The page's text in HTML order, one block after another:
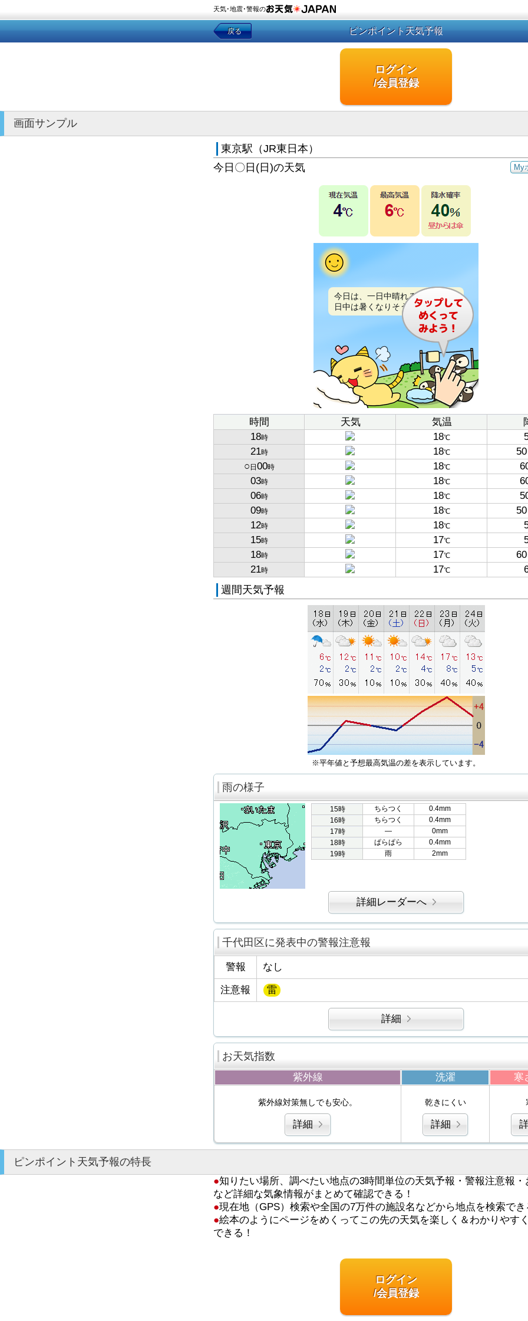
天気･地震･警報の
戻る ピンポイント天気予報
ログイン
/会員登録
画面サンプル
東京駅（JR東日本）
My
今日〇日(日)の天気
今日は、一日中晴れるでしょう。
日中は暑くなりそうです。
時間 天気 気温
18時 18℃
21時 18℃ 50
○ 日 00時 18℃
03時 18℃
06時 18℃
09時 18℃ 50
12時 18℃
15時 17℃
18時 17℃ 60
21時 17℃
週間天気予報
※平年値と予想最高気温の差を表示しています。
雨の様子
15時 ちらつく
0.4mm
16時
ちらつく
0.4mm
17時
―
0mm
18時
ぱらぱら
0.4mm
19時
雨 2mm
詳細レーダーへ
千代田区に発表中の警報注意報
警報 なし
注意報 雷
詳細
お天気指数
紫外線 洗濯 寒
紫外線対策無しでも安心。
詳細
乾きにくい
詳細
ピンポイント天気予報の特長
●知りたい場所、調べたい地点の3時間単位の天気予報・警報注意報・
など詳細な気象情報がまとめて確認できる！
●現在地（GPS）検索や全国の7万件の施設名などから地点を検索でき
●絵本のようにページをめくってこの先の天気を楽しく＆わかりやす
できる！
ログイン
/会員登録